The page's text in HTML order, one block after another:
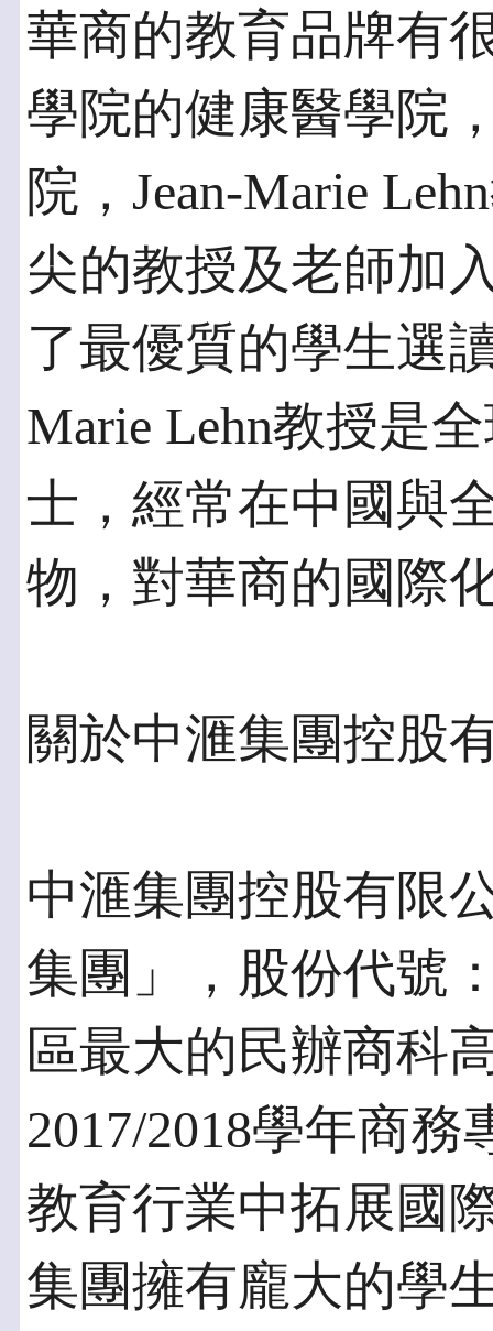
華商的教育品牌有
學院的健康醫學院
院，Jean-Marie
尖的教授及老師加
了最優質的學生選
Marie Lehn教授是
士，經常在中國與
物，對華商的國際
關於中滙集團控股
中滙集團控股有限
集團」，股份代號
區最大的民辦商科
2017/2018學年商
教育行業中拓展國
集團擁有龐大的學